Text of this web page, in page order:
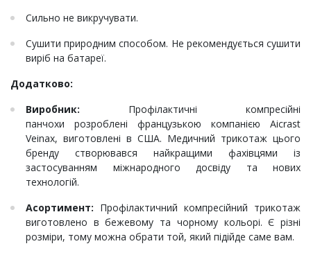
Сильно не викручувати.
Сушити природним способом. Не рекомендується сушити
виріб на батареї.
Додатково:
Виробник: Профілактичні компресійні
панчохи розроблені французькою компанією Aicrast
Veinax, виготовлені в США. Медичний трикотаж цього
бренду створювався найкращими фахівцями із
застосуванням міжнародного досвіду та нових
технологій.
Асортимент: Профілактичний компресійний трикотаж
виготовлено в бежевому та чорному кольорі. Є різні
розміри, тому можна обрати той, який підійде саме вам.